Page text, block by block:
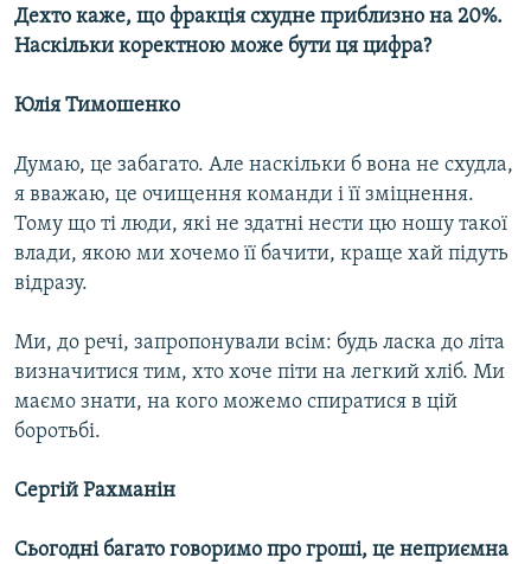
Дехто каже, що фракція схудне приблизно на 20%.
Наскільки коректною може бути ця цифра?
Юлія Тимошенко
Думаю, це забагато. Але наскільки б вона не схудла,
я вважаю, це очищення команди і її зміцнення.
Тому що ті люди, які не здатні нести цю ношу такої
влади, якою ми хочемо її бачити, краще хай підуть
відразу.
Ми, до речі, запропонували всім: будь ласка до літа
визначитися тим, хто хоче піти на легкий хліб. Ми
маємо знати, на кого можемо спиратися в цій
боротьбі.
Сергій Рахманін
Сьогодні багато говоримо про гроші, це неприємна